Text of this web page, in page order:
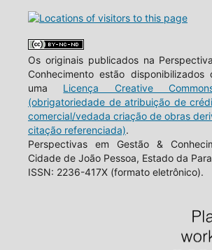
Os originais publicados na
Conhecimento estão
uma Licença Creative
(obrigatoriedade de atribuição de
comercial/vedada criação de obras
citação referenciada).
Perspectivas em Gestão &
Cidade de João Pessoa, Estado da
ISSN: 2236-417X (formato eletrônico).